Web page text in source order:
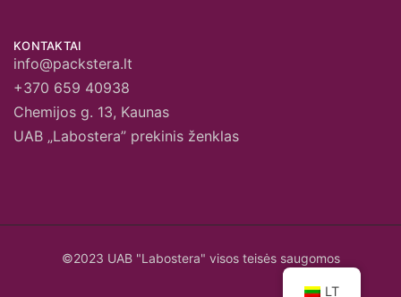
KONTAKTAI
info@packstera.lt
+370 659 40938
Chemijos g. 13, Kaunas
UAB „Labostera” prekinis ženklas
©2023 UAB "Labostera" visos teisės saugomos
LT